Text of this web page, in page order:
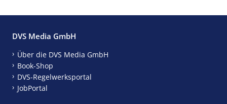
DVS Media GmbH
Über die DVS Media GmbH
Book-Shop
DVS-Regelwerksportal
JobPortal